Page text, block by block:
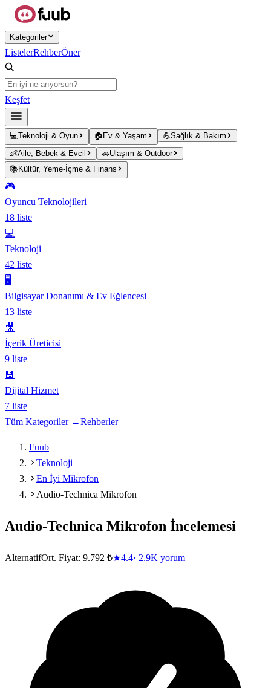
Ana içeriğe atla
Kategoriler
ListelerRehberÖner
Keşfet
💻Teknoloji & Oyun 🏠 Ev & Yaşam 💪Sağlık & Bakım
👶Aile, Bebek & Evcil 🚗Ulaşım & Outdoor
📚 Kültür, Yeme-İçme & Finans
🎮
Oyuncu Teknolojileri
18 liste
💻
Teknoloji
42 liste
🖥️
Bilgisayar Donanımı & Ev Eğlencesi
13 liste
🎥
İçerik Üreticisi
9 liste
💾
Dijital Hizmet
7 liste
Tüm Kategoriler →Rehberler
Fuub
Teknoloji
En İyi Mikrofon
Audio-Technica Mikrofon
Audio-Technica Mikrofon İncelemesi
AlternatifOrt. Fiyat: 9.792 ₺★4.4· 2.9K yorum